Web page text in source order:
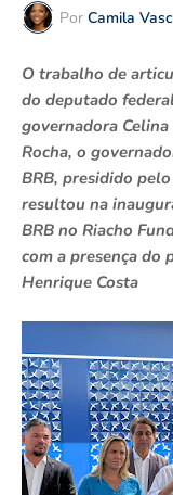
Por Camila
O trabalho de
do deputado
governadora
Rocha, o
BRB, presidido
resultou na
BRB no Riacho
com a presença do
Henrique Costa